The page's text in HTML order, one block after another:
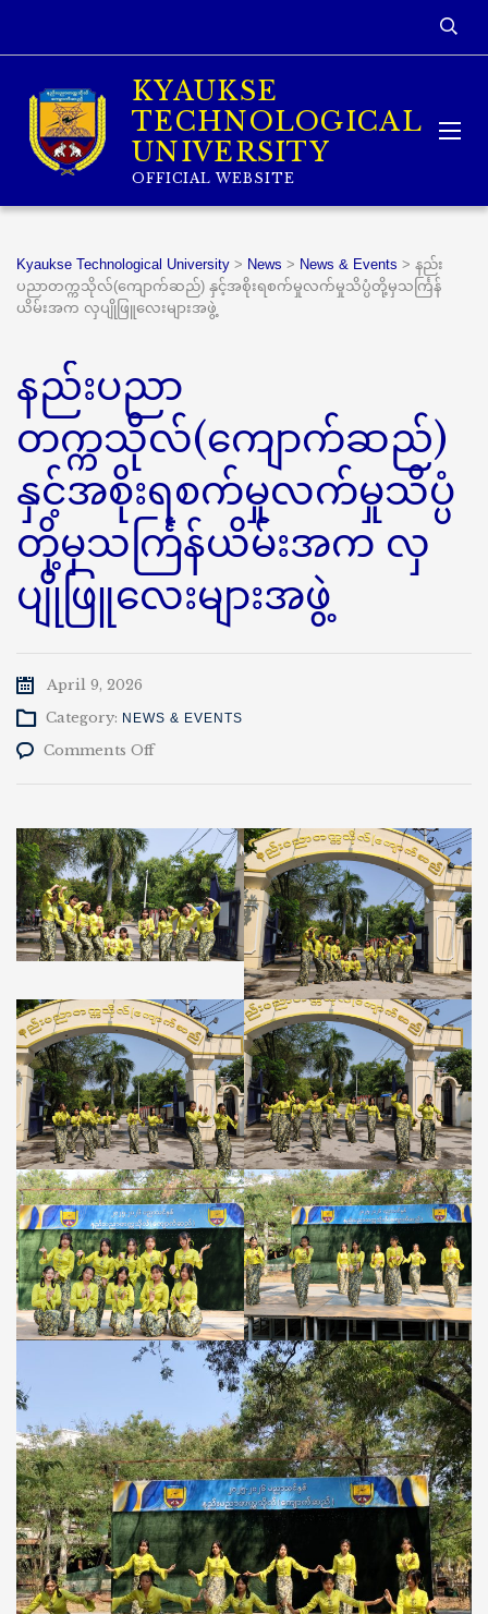
KYAUKSE
TECHNOLOGICAL
UNIVERSITY
OFFICIAL WEBSITE
Kyaukse Technological University > News > News & Events > နည်း
ပညာတက္ကသိုလ်(ကျောက်ဆည်) နှင့်အစိုးရစက်မှုလက်မှုသိပ္ပံတို့မှသင်္ကြန်
ယိမ်းအက လှပျိုဖြူလေးများအဖွဲ့
နည်းပညာ
တက္ကသိုလ်(ကျောက်ဆည်)
နှင့်အစိုးရစက်မှုလက်မှုသိပ္ပံ
တို့မှသင်္ကြန်ယိမ်းအက လှ
ပျိုဖြူလေးများအဖွဲ့
April 9, 2026
Category: NEWS & EVENTS
Comments Offon
ဆည်)
နှင့်
အစိုးရ
စက်မှု
လက်မှု
သိပ္ပံ
တို့
သင်္ကြန်
ယိမ်းအက
လှ
ပျို
ဖြူ
လေး
များ
အဖွဲ့